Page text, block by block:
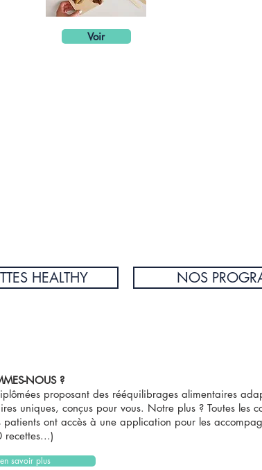
Voir
HEALTHY NOS
NOUS ?
proposant des rééquilibrages alimentaires
uniques, conçus pour vous. Notre plus ? Toutes les
ont accès à une application pour les
recettes...)
savoir plus